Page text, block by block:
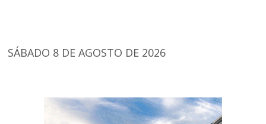
SÁBADO 8 DE AGOSTO DE 2026